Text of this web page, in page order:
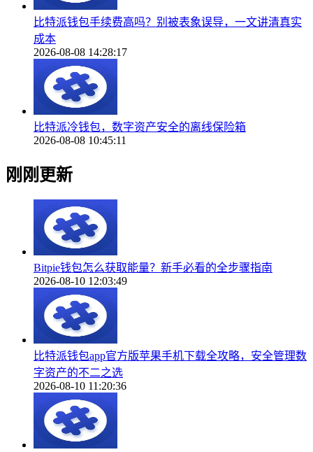
比特派钱包手续费高吗？别被表象误导，一文讲清真实
成本
2026-08-08 14:28:17
比特派冷钱包，数字资产安全的离线保险箱
2026-08-08 10:45:11
刚刚更新
Bitpie钱包怎么获取能量？新手必看的全步骤指南
2026-08-10 12:03:49
比特派钱包app官方版苹果手机下载全攻略，安全管理数
字资产的不二之选
2026-08-10 11:20:36